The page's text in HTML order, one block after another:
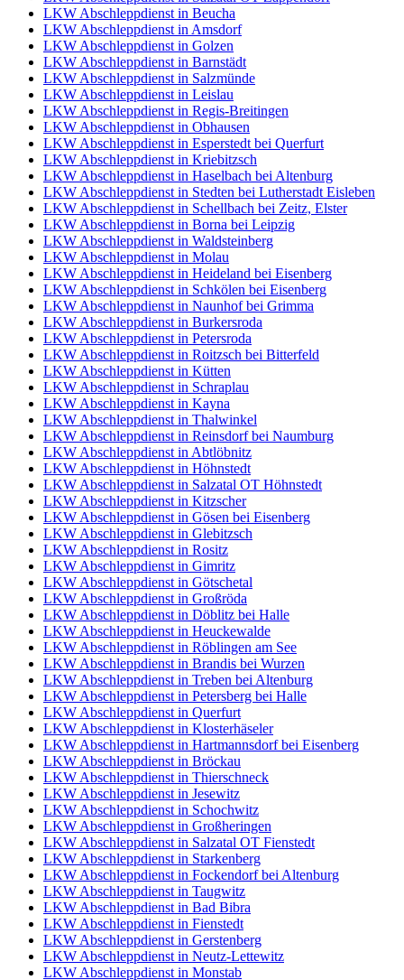
LKW Abschleppdienst in Beucha
LKW Abschleppdienst in Amsdorf
LKW Abschleppdienst in Golzen
LKW Abschleppdienst in Barnstädt
LKW Abschleppdienst in Salzmünde
LKW Abschleppdienst in Leislau
LKW Abschleppdienst in Regis-Breitingen
LKW Abschleppdienst in Obhausen
LKW Abschleppdienst in Esperstedt bei Querfurt
LKW Abschleppdienst in Kriebitzsch
LKW Abschleppdienst in Haselbach bei Altenburg
LKW Abschleppdienst in Stedten bei Lutherstadt Eisleben
LKW Abschleppdienst in Schellbach bei Zeitz, Elster
LKW Abschleppdienst in Borna bei Leipzig
LKW Abschleppdienst in Waldsteinberg
LKW Abschleppdienst in Molau
LKW Abschleppdienst in Heideland bei Eisenberg
LKW Abschleppdienst in Schkölen bei Eisenberg
LKW Abschleppdienst in Naunhof bei Grimma
LKW Abschleppdienst in Burkersroda
LKW Abschleppdienst in Petersroda
LKW Abschleppdienst in Roitzsch bei Bitterfeld
LKW Abschleppdienst in Kütten
LKW Abschleppdienst in Schraplau
LKW Abschleppdienst in Kayna
LKW Abschleppdienst in Thalwinkel
LKW Abschleppdienst in Reinsdorf bei Naumburg
LKW Abschleppdienst in Abtlöbnitz
LKW Abschleppdienst in Höhnstedt
LKW Abschleppdienst in Salzatal OT Höhnstedt
LKW Abschleppdienst in Kitzscher
LKW Abschleppdienst in Gösen bei Eisenberg
LKW Abschleppdienst in Glebitzsch
LKW Abschleppdienst in Rositz
LKW Abschleppdienst in Gimritz
LKW Abschleppdienst in Götschetal
LKW Abschleppdienst in Großröda
LKW Abschleppdienst in Döblitz bei Halle
LKW Abschleppdienst in Heuckewalde
LKW Abschleppdienst in Röblingen am See
LKW Abschleppdienst in Brandis bei Wurzen
LKW Abschleppdienst in Treben bei Altenburg
LKW Abschleppdienst in Petersberg bei Halle
LKW Abschleppdienst in Querfurt
LKW Abschleppdienst in Klosterhäseler
LKW Abschleppdienst in Hartmannsdorf bei Eisenberg
LKW Abschleppdienst in Bröckau
LKW Abschleppdienst in Thierschneck
LKW Abschleppdienst in Jesewitz
LKW Abschleppdienst in Schochwitz
LKW Abschleppdienst in Großheringen
LKW Abschleppdienst in Salzatal OT Fienstedt
LKW Abschleppdienst in Starkenberg
LKW Abschleppdienst in Fockendorf bei Altenburg
LKW Abschleppdienst in Taugwitz
LKW Abschleppdienst in Bad Bibra
LKW Abschleppdienst in Fienstedt
LKW Abschleppdienst in Gerstenberg
LKW Abschleppdienst in Neutz-Lettewitz
LKW Abschleppdienst in Monstab